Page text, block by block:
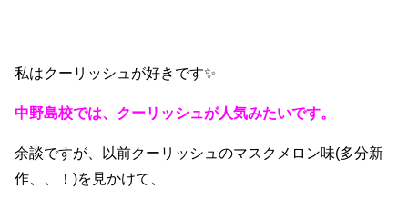
私はクーリッシュが好きです✨
中野島校では、クーリッシュが人気みたいです。
余談ですが、以前クーリッシュのマスクメロン味(多分新
作、、！)を見かけて、